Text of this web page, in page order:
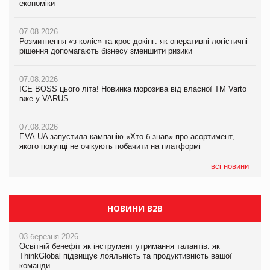
економіки
07.08.2026
Розмитнення «з коліс» та крос-докінг: як оперативні логістичні
рішення допомагають бізнесу зменшити ризики
07.08.2026
ICE BOSS цього літа! Новинка морозива від власної ТМ Varto
вже у VARUS
07.08.2026
EVA.UA запустила кампанію «Хто б знав» про асортимент,
якого покупці не очікують побачити на платформі
всі новини
ICE BOSS цього літа! Новинка морозива від власної ТМ Varto
07.08.2026
EVA.UA запустила кампанію «Хто б знав» про асортимент,
06.08.2026
Смачна новинка для хвостатих: у VARUS з’явилися паучі
05.08.2026
Мережа супермаркетів VARUS купує мережу магазинів
економіки
07.08.2026
Kraft Heinz скоротила збиток у першому півріччі
Продажі Hugo Boss впали на 9%
НОВИНИ B2B
03 березня 2026
Освітній бенефіт як інструмент утримання талантів: як
ThinkGlobal підвищує лояльність та продуктивність вашої
команди